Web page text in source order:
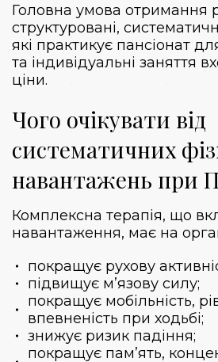
Головна умова отримання
структуровані,
які практикує пансіонат
та індивідуальні заняття
ціни.
Чого очікувати від
систематичних
навантажень при
Комплексна терапія, що
навантаження, має на
покращує рухову
підвищує м’язову силу;
покращує мобільність,
впевненість при ходьбі;
знижує ризик падіння;
покращує пам’ять,